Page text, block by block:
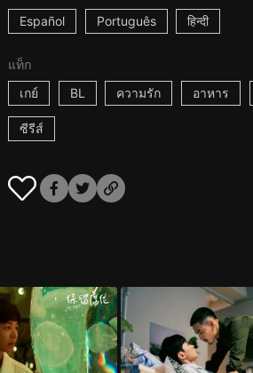
Español Português हिन्दी
แท็ก
เกย์
BL ความรัก อาหาร
ซีรีส์